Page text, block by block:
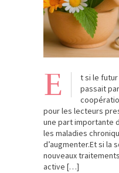
E
t si le
passait
pour les lecteurs
une part importante
les maladies
d’augmenter.Et si la
nouveaux
active […]